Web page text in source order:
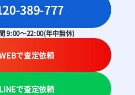
389-777
9:00～22:00(年中無休)
で査定依頼
LINEで査定依頼